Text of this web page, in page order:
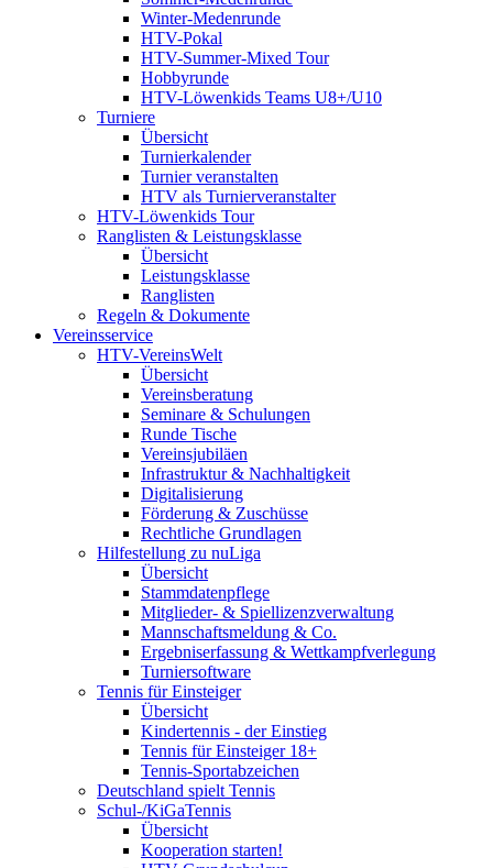
Winter-Medenrunde
HTV-Pokal
HTV-Summer-Mixed Tour
Hobbyrunde
HTV-Löwenkids Teams U8+/U10
Turniere
Übersicht
Turnierkalender
Turnier veranstalten
HTV als Turnierveranstalter
HTV-Löwenkids Tour
Ranglisten & Leistungsklasse
Übersicht
Leistungsklasse
Ranglisten
Regeln & Dokumente
Vereinsservice
HTV-VereinsWelt
Übersicht
Vereinsberatung
Seminare & Schulungen
Runde Tische
Vereinsjubiläen
Infrastruktur & Nachhaltigkeit
Digitalisierung
Förderung & Zuschüsse
Rechtliche Grundlagen
Hilfestellung zu nuLiga
Übersicht
Stammdatenpflege
Mitglieder- & Spiellizenzverwaltung
Mannschaftsmeldung & Co.
Ergebniserfassung & Wettkampfverlegung
Turniersoftware
Tennis für Einsteiger
Übersicht
Kindertennis - der Einstieg
Tennis für Einsteiger 18+
Tennis-Sportabzeichen
Deutschland spielt Tennis
Schul-/KiGaTennis
Übersicht
Kooperation starten!